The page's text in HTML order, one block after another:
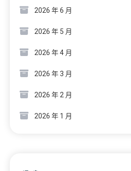
2026 年 6 月
2026 年 5 月
2026 年 4 月
2026 年 3 月
2026 年 2 月
2026 年 1 月